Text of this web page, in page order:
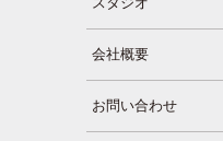
会社概要
お問い合わせ